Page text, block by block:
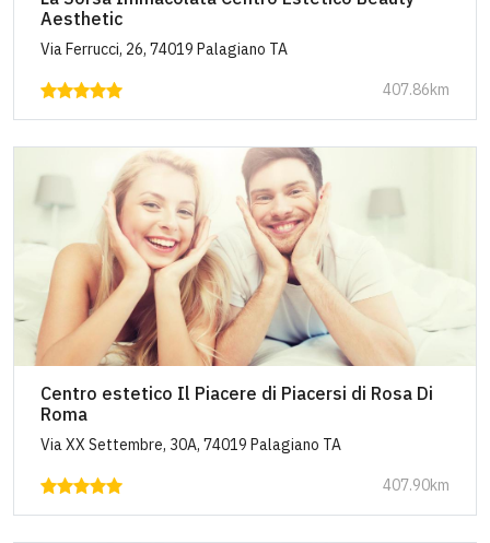
Aesthetic
Via Ferrucci, 26, 74019 Palagiano TA
407.86km
Centro estetico Il Piacere di Piacersi di Rosa Di
Roma
Via XX Settembre, 30A, 74019 Palagiano TA
407.90km